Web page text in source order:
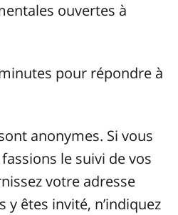
ouvertes à
pour répondre à
anonymes. Si vous
le suivi de vos
votre adresse
y êtes invité, n’indiquez